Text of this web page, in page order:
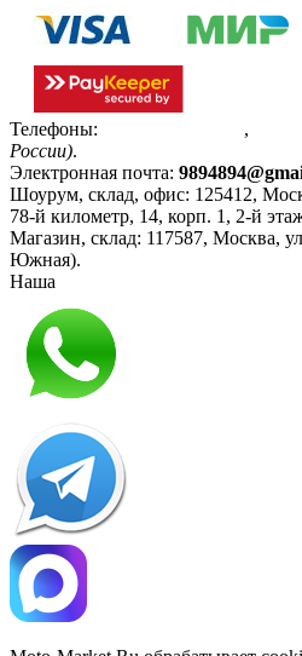
Телефоны: ,
России).
Электронная почта:
Шоурум, склад, офис: 125412,
78-й километр, 14, корп. 1, 2-й
Магазин, склад: 117587, Москва,
Южная).
Наша